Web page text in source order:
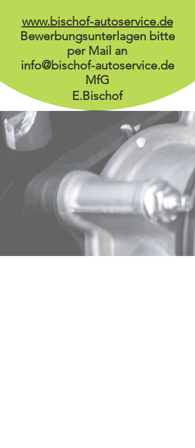
www.bischof-autoservice.de
Bewerbungsunterlagen bitte
per Mail an
info@bischof-autoservice.de
MfG
E.Bischof